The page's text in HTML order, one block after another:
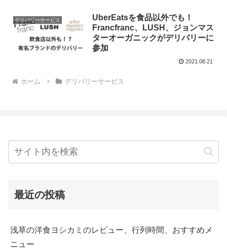
デリバリーサービス
UberEatsを食品以外でも！
Francfranc、LUSH、ジョンマス
ターオーガニックがデリバリーに
参加
2021.08.21
ホーム デリバリーサービス
最近の投稿
浅草の洋食ヨシカミのレビュー、行列時間、おすすめメ
ニュー